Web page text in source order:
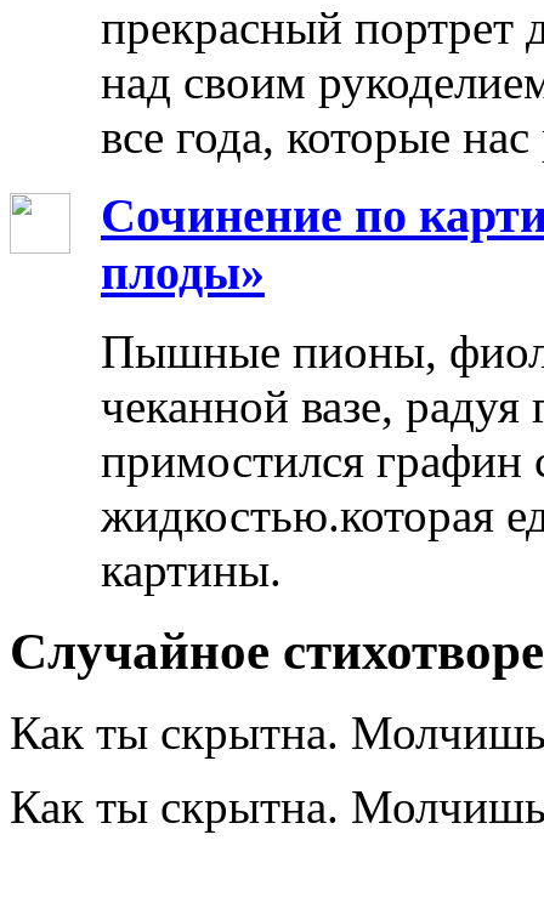
прекрасный портрет
над своим
все года, которые
Сочинение по
плоды»
Пышные пионы,
чеканной вазе,
примостился графин
жидкостью.которая
картины.
Случайное
Как ты скрытна.
Как ты скрытна.